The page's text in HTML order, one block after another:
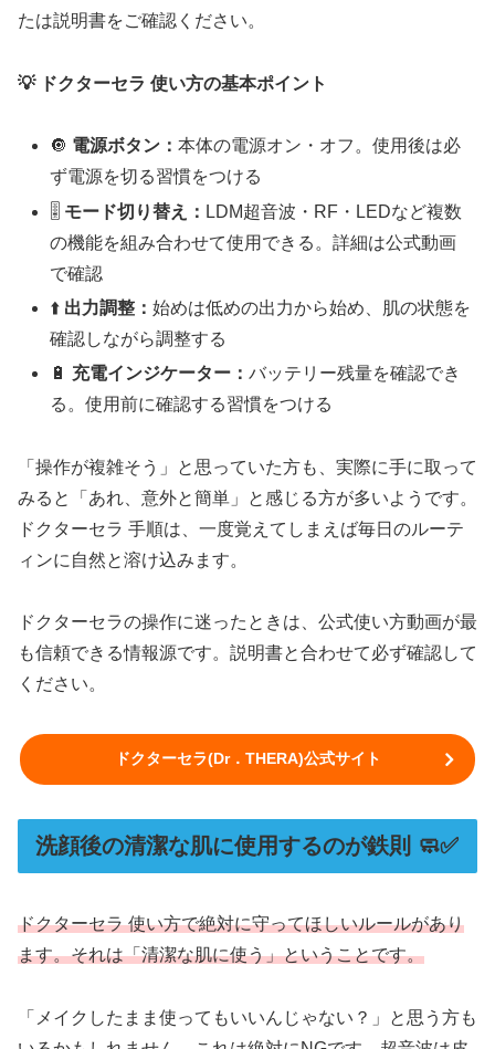
たは説明書をご確認ください。
💡 ドクターセラ 使い方の基本ポイント
🔘 電源ボタン：本体の電源オン・オフ。使用後は必
ず電源を切る習慣をつける
🎚️ モード切り替え： LDM超音波・RF・LEDなど複数
の機能を組み合わせて使用できる。詳細は公式動画
で確認
⬆️ 出力調整：始めは低めの出力から始め、肌の状態を
確認しながら調整する
🔋 充電インジケーター：バッテリー残量を確認でき
る。使用前に確認する習慣をつける
「操作が複雑そう」と思っていた方も、実際に手に取って
みると「あれ、意外と簡単」と感じる方が多いようです。
ドクターセラ 手順は、一度覚えてしまえば毎日のルーテ
ィンに自然と溶け込みます。
ドクターセラの操作に迷ったときは、公式使い方動画が最
も信頼できる情報源です。説明書と合わせて必ず確認して
ください。
ドクターセラ(Dr．THERA)公式サイト
洗顔後の清潔な肌に使用するのが鉄則 🧼✅
ドクターセラ 使い方で絶対に守ってほしいルールがあり
ます。それは「清潔な肌に使う」ということです。
「メイクしたまま使ってもいいんじゃない？」と思う方も